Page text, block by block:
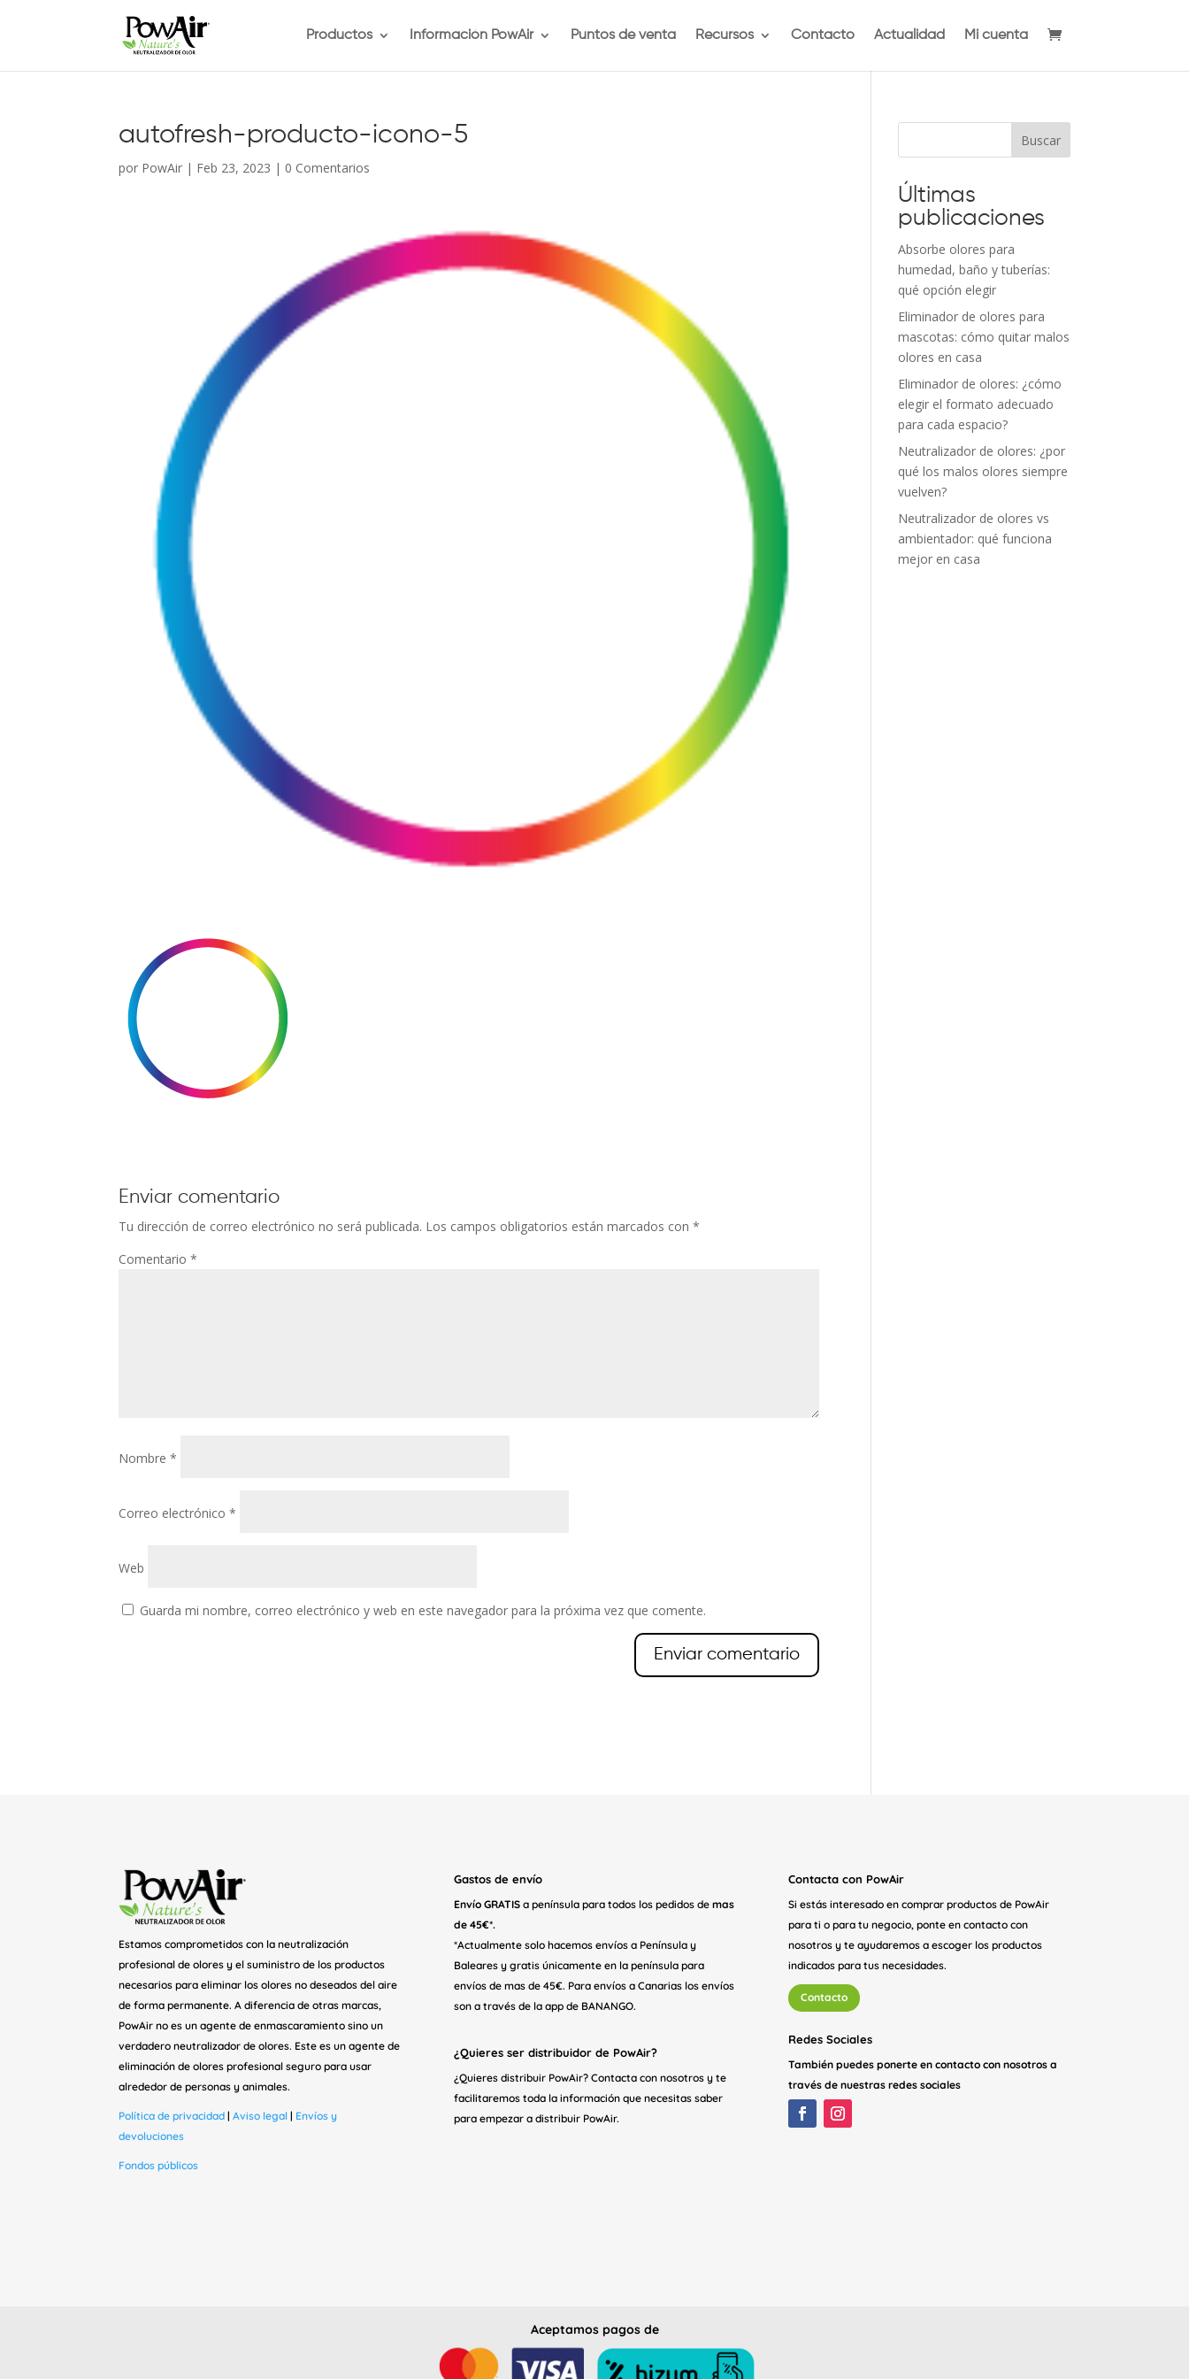
Productos Información PowAir Puntos de venta Recursos Contacto Actualidad Mi cuenta
autofresh-producto-icono-5
por PowAir | Feb 23, 2023 | 0 Comentarios
Enviar comentario
Tu dirección de correo electrónico no será publicada. Los campos obligatorios están marcados con*
Comentario*
Nombre*
Correo electrónico*
Web
Guarda mi nombre, correo electrónico y web en este navegador para la próxima vez que comente.
Buscar
Últimas
publicaciones
Absorbe olores para
humedad, baño y tuberías:
qué opción elegir
Eliminador de olores para
mascotas: cómo quitar malos
olores en casa
Eliminador de olores: ¿cómo
elegir el formato adecuado
para cada espacio?
Neutralizador de olores: ¿por
qué los malos olores siempre
vuelven?
Neutralizador de olores vs
ambientador: qué funciona
mejor en casa
Estamos comprometidos con la neutralización
profesional de olores y el suministro de los productos
necesarios para eliminar los olores no deseados del aire
de forma permanente. A diferencia de otras marcas,
PowAir no es un agente de enmascaramiento sino un
verdadero neutralizador de olores. Este es un agente de
eliminación de olores profesional seguro para usar
alrededor de personas y animales.
Política de privacidad |Aviso legal | Envíos y
devoluciones
Fondos públicos
Gastos de envío
Envío GRATISa península para todos los pedidos de mas
de 45€*.
*Actualmente solo hacemos envíos a Península y
Baleares y gratis únicamente en la península para
envíos de mas de 45€. Para envíos a Canarias los envíos
son a través de la app de BANANGO.
¿Quieres ser distribuidor de PowAir?
¿Quieres distribuir PowAir? Contacta con nosotros y te
facilitaremos toda la información que necesitas saber
para empezar a distribuir PowAir.
Contacta con PowAir
Si estás interesado en comprar productos de PowAir
para ti o para tu negocio, ponte en contacto con
nosotros y te ayudaremos a escoger los productos
indicados para tus necesidades.
Contacto
Redes Sociales
También puedes ponerte en contacto con nosotros a
través de nuestras redes sociales
Aceptamos pagos de